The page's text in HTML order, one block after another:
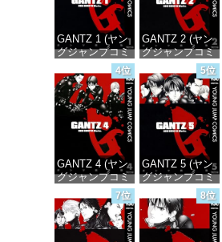
GANTZ 1 (ヤン
グジャンプコミ
ックスDIGITAL)
価格：¥100
GANTZ 2 (ヤン
グジャンプコミ
ックスDIGITAL)
価格：¥100
4位
GANTZ 4 (ヤン
グジャンプコミ
ックスDIGITAL)
価格：¥100
5位
GANTZ 5 (ヤン
グジャンプコミ
ックスDIGITAL)
価格：¥100
7位 8位